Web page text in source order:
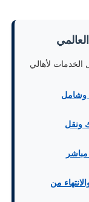
لأهالي
وشامل
ونقل
من